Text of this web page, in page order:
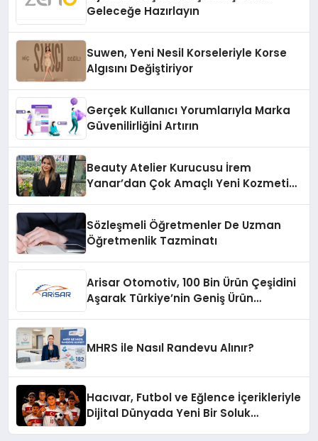
Geleceğe Hazırlayın
Suwen, Yeni Nesil Korseleriyle Korse
Algısını Değiştiriyor
Gerçek Kullanıcı Yorumlarıyla Marka
Güvenilirliğini Artırın
Beauty Atelier Kurucusu İrem
Yanar’dan Çok Amaçlı Yeni Kozmetik
Sözleşmeli Öğretmenler De Uzman
Öğretmenlik Tazminatı
Arisar Otomotiv, 100 Bin Ürün Çeşidini
Aşarak Türkiye’nin Geniş Ürün
MHRS ile Nasıl Randevu Alınır?
Hacıvar, Futbol ve Eğlence İçerikleriyle
Dijital Dünyada Yeni Bir Soluk